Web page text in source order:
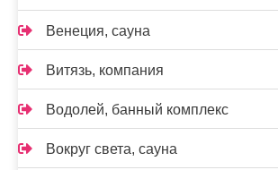
Венеция, сауна
Витязь, компания
Водолей, банный комплекс
Вокруг света, сауна